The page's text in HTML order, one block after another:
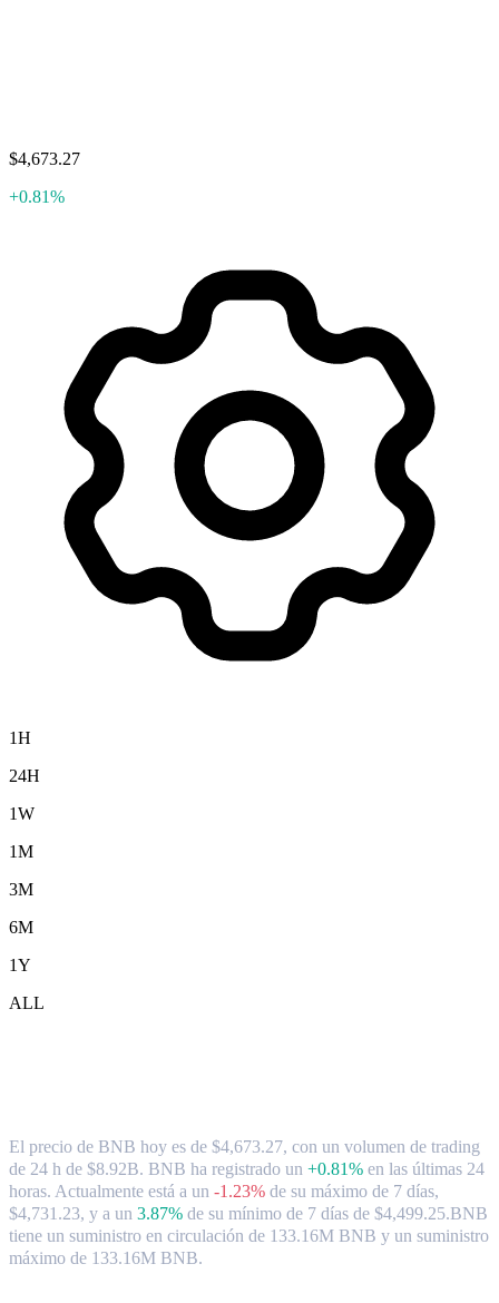
$4,673.27
+0.81%
1H
24H
1W
1M
3M
6M
1Y
ALL
El precio de BNB hoy es de $4,673.27, con un volumen de trading
de 24 h de $8.92B. BNB ha registrado un +0.81% en las últimas 24
horas. Actualmente está a un -1.23% de su máximo de 7 días,
$4,731.23, y a un 3.87% de su mínimo de 7 días de $4,499.25.BNB
tiene un suministro en circulación de 133.16M BNB y un suministro
máximo de 133.16M BNB.